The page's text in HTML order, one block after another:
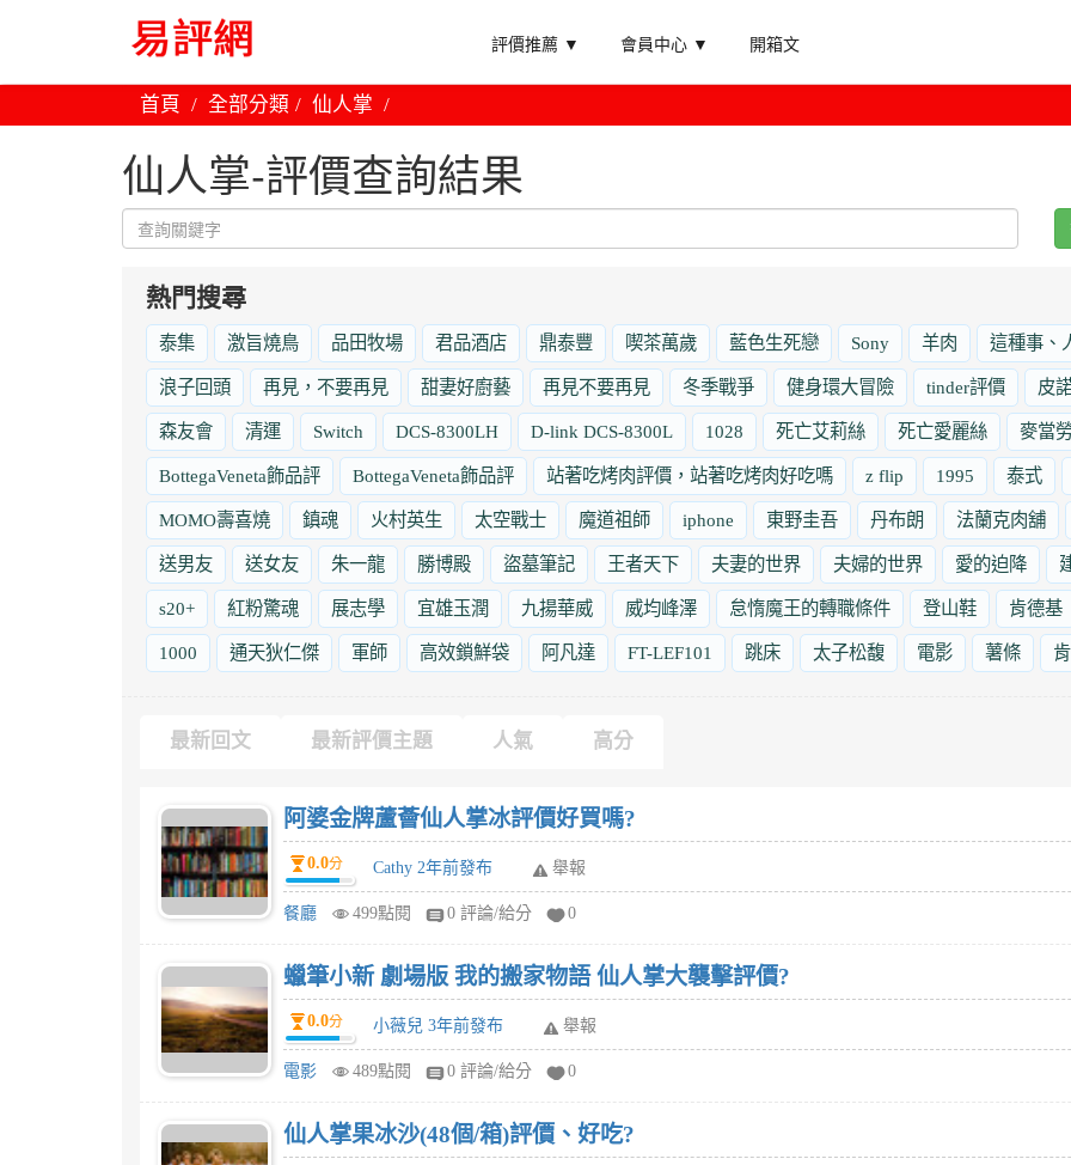
評價推薦 ▼ 會員中心 ▼ 開箱文
首頁 全部分類 仙人掌
仙人掌-評價查詢結果
熱門搜尋
泰集 激旨燒鳥 品田牧場 君品酒店 鼎泰豐 喫茶萬歲 藍色生死戀 Sony 羊肉 這種事、
浪子回頭 再見，不要再見 甜妻好廚藝 再見不要再見 冬季戰爭 健身環大冒險 tinder評價 皮
森友會 清運 Switch DCS-8300LH D-link DCS-8300L 1028 死亡艾莉絲 死亡愛麗絲 麥當
BottegaVeneta飾品評 BottegaVeneta飾品評 站著吃烤肉評價，站著吃烤肉好吃嗎 z flip 1995 泰式
MOMO壽喜燒 鎮魂 火村英生 太空戰士 魔道祖師 iphone 東野圭吾 丹布朗 法蘭克肉舖
送男友 送女友 朱一龍 勝博殿 盜墓筆記 王者天下 夫妻的世界 夫婦的世界 愛的迫降
s20+ 紅粉驚魂 展志學 宜雄玉潤 九揚華威 威均峰澤 怠惰魔王的轉職條件 登山鞋 肯德基
1000 通天狄仁傑 軍師 高效鎖鮮袋 阿凡達 FT-LEF101 跳床 太子松馥 電影 薯條
最新回文 最新評價主題 人氣 高分
阿婆金牌蘆薈仙人掌冰評價好買嗎?
0.0分 Cathy 2年前發布 舉報
餐廳 499點閱 0 評論/給分 0
蠟筆小新 劇場版 我的搬家物語 仙人掌大襲擊評價?
0.0分 小薇兒 3年前發布 舉報
電影 489點閱 0 評論/給分 0
仙人掌果冰沙(48個/箱)評價、好吃?